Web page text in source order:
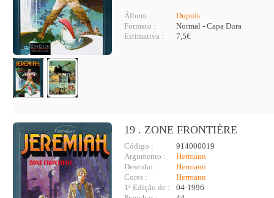
Álbum :
Dupuis
Formato :
Normal - Capa Dura
Estimativa :
7,5€
19 . ZONE FRONTIÈRE
Código :
914000019
Argumento :
Hermann
Desenho :
Hermann
Cores :
Hermann
1ª Edição de :
04-1996